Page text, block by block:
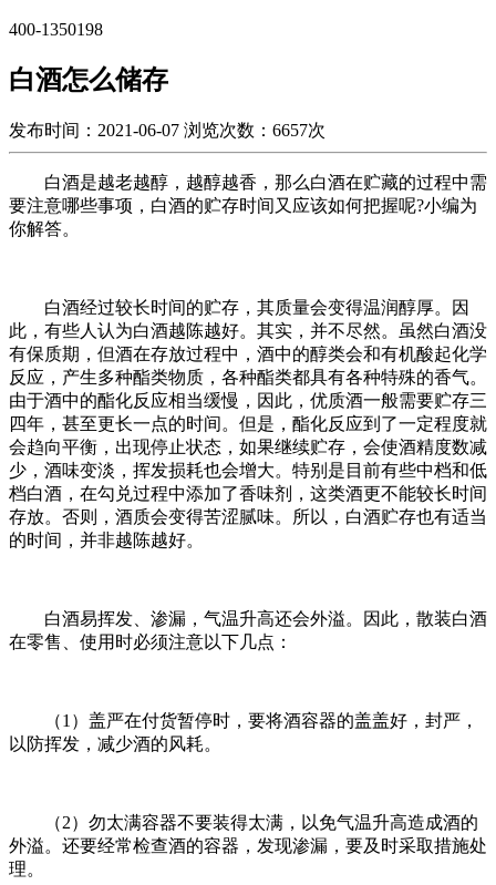
400-1350198
白酒怎么储存
发布时间：2021-06-07 浏览次数：6657次
白酒是越老越醇，越醇越香，那么白酒在贮藏的过程中需
要注意哪些事项，白酒的贮存时间又应该如何把握呢?小编为
你解答。
白酒经过较长时间的贮存，其质量会变得温润醇厚。因
此，有些人认为白酒越陈越好。其实，并不尽然。虽然白酒没
有保质期，但酒在存放过程中，酒中的醇类会和有机酸起化学
反应，产生多种酯类物质，各种酯类都具有各种特殊的香气。
由于酒中的酯化反应相当缓慢，因此，优质酒一般需要贮存三
四年，甚至更长一点的时间。但是，酯化反应到了一定程度就
会趋向平衡，出现停止状态，如果继续贮存，会使酒精度数减
少，酒味变淡，挥发损耗也会增大。特别是目前有些中档和低
档白酒，在勾兑过程中添加了香味剂，这类酒更不能较长时间
存放。否则，酒质会变得苦涩腻味。所以，白酒贮存也有适当
的时间，并非越陈越好。
白酒易挥发、渗漏，气温升高还会外溢。因此，散装白酒
在零售、使用时必须注意以下几点：
（1）盖严在付货暂停时，要将酒容器的盖盖好，封严，
以防挥发，减少酒的风耗。
（2）勿太满容器不要装得太满，以免气温升高造成酒的
外溢。还要经常检查酒的容器，发现渗漏，要及时采取措施处
理。